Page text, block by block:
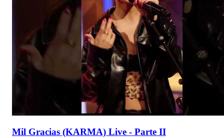
Mil Gracias (KARMA) Live - Parte II